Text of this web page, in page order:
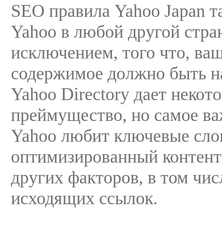
SEO правила Yahoo Japan
Yahoo в любой другой
исключением, того что,
содержимое должно быть
Yahoo Directory дает
преймущество, но самое
Yahoo любит ключевые
оптимизированный
других факторов, в том
исходящих ссылок.